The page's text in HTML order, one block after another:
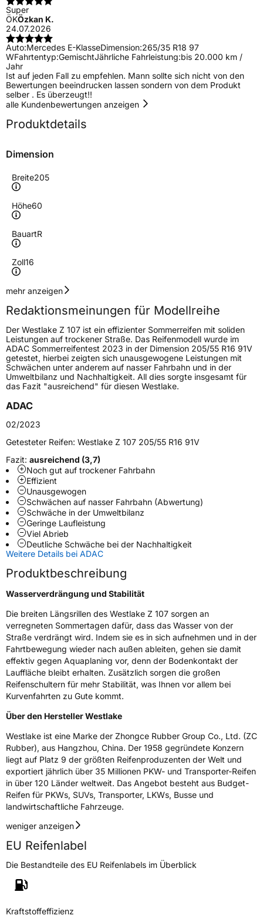
Super
ÖKÖzkan K.
24.07.2026
Auto:Mercedes E-KlasseDimension:265/35 R18 97
WFahrtentyp:GemischtJährliche Fahrleistung:bis 20.000 km /
Jahr
Ist auf jeden Fall zu empfehlen. Mann sollte sich nicht von den
Bewertungen beeindrucken lassen sondern von dem Produkt
selber . Es überzeugt!!
alle Kundenbewertungen anzeigen
Produktdetails
Dimension
Breite205
Höhe60
BauartR
Zoll16
Geschwindigkeitsindex
Höchstgeschwindigkeit
240 km/h
Lastindex92
Höchstlast630 kg
Generelle Merkmale
Fahrzeugtyp
Verwendung
ModellnameZ 107
FahrzeugartPKW & SUV
Weitere Eigenschaften
SchlauchtypTL
ZustandNeureifen
Effizienz
NasshaftungB
Rollgeräusch (Klasse)B
Rollgeräusch (dB)71
FahrzeugklasseC1
3PMSF / Schneeflockensymbol / Alpine-SymbolNein
EisgripNein
EPREL ID455772
Allgemeine Produktsicherheit (GPSR)
Herstellerkontakt
30419 Hannover Nordrhein-Westfalen
Deutschland, leoliao@zc-rubber.com
mehr anzeigen
Redaktionsmeinungen für Modellreihe
Der Westlake Z 107 ist ein effizienter Sommerreifen mit soliden
Leistungen auf trockener Straße. Das Reifenmodell wurde im
ADAC Sommerreifentest 2023 in der Dimension 205/55 R16 91V
getestet, hierbei zeigten sich unausgewogene Leistungen mit
Schwächen unter anderem auf nasser Fahrbahn und in der
Umweltbilanz und Nachhaltigkeit. All dies sorgte insgesamt für
das Fazit "ausreichend" für diesen Westlake.
ADAC
02/2023
Getesteter Reifen: Westlake Z 107 205/55 R16 91V
Fazit: ausreichend (3,7)
Noch gut auf trockener Fahrbahn
Effizient
Unausgewogen
Schwächen auf nasser Fahrbahn (Abwertung)
Schwäche in der Umweltbilanz
Geringe Laufleistung
Viel Abrieb
Deutliche Schwäche bei der Nachhaltigkeit
Weitere Details bei ADAC
Produktbeschreibung
Wasserverdrängung und Stabilität
Die breiten Längsrillen des Westlake Z 107 sorgen an
verregneten Sommertagen dafür, dass das Wasser von der
Straße verdrängt wird. Indem sie es in sich aufnehmen und in der
Fahrtbewegung wieder nach außen ableiten, gehen sie damit
effektiv gegen Aquaplaning vor, denn der Bodenkontakt der
Lauffläche bleibt erhalten. Zusätzlich sorgen die großen
Reifenschultern für mehr Stabilität, was Ihnen vor allem bei
Kurvenfahrten zu Gute kommt.
Über den Hersteller Westlake
Westlake ist eine Marke der Zhongce Rubber Group Co., Ltd. (ZC
Rubber), aus Hangzhou, China. Der 1958 gegründete Konzern
liegt auf Platz 9 der größten Reifenproduzenten der Welt und
exportiert jährlich über 35 Millionen PKW- und Transporter-Reifen
in über 120 Länder weltweit. Das Angebot besteht aus Budget-
Reifen für PKWs, SUVs, Transporter, LKWs, Busse und
landwirtschaftliche Fahrzeuge.
weniger anzeigen
EU Reifenlabel
Die Bestandteile des EU Reifenlabels im Überblick
Kraftstoffeffizienz